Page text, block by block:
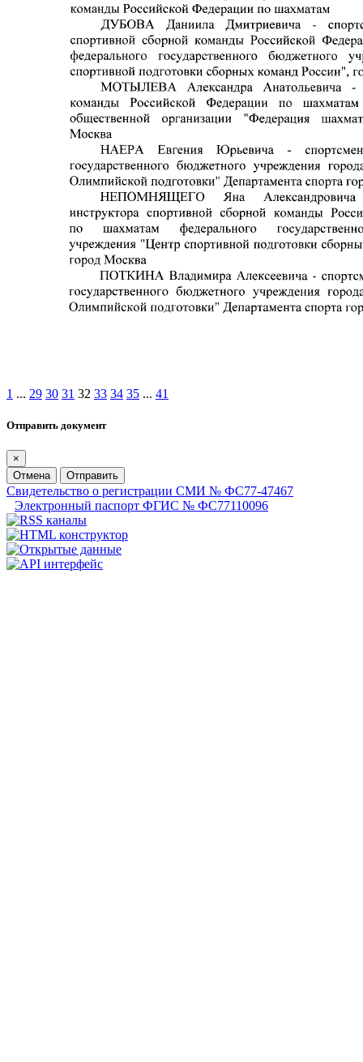
1 ... 29 30 31 32 33 34 35 ... 41
Отправить документ
×
Отмена
Отправить
Свидетельство о регистрации СМИ № ФС77-47467
Электронный паспорт ФГИС № ФС77110096